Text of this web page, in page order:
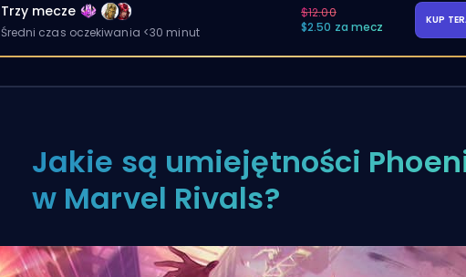
Trzy mecze
Średni czas oczekiwania <30 minut
$12.00
$2.50 za mecz
KUP
Jakie są umiejętności
w Marvel Rivals?